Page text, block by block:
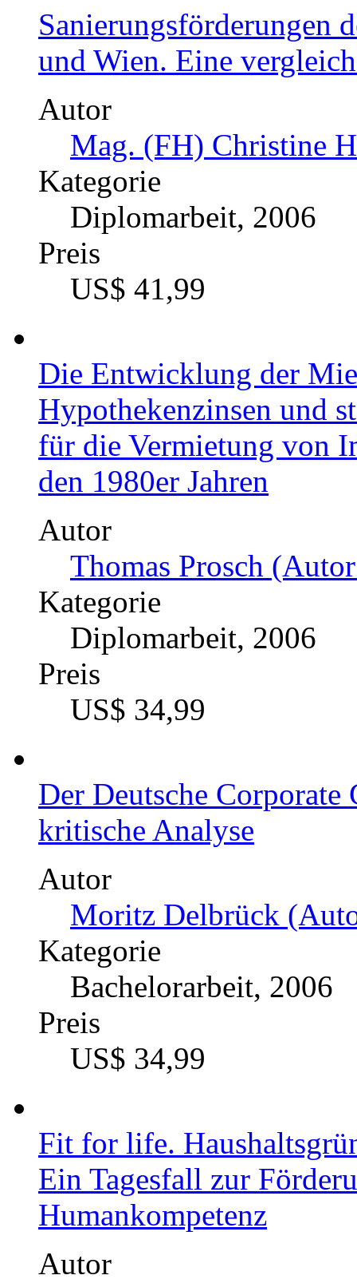
Sanierungsförderungen
und Wien. Eine
Autor
Mag. (FH) Christine
Kategorie
Diplomarbeit, 2006
Preis
US$ 41,99
Die Entwicklung der
Hypothekenzinsen und
für die Vermietung von
den 1980er Jahren
Autor
Thomas Prosch
Kategorie
Diplomarbeit, 2006
Preis
US$ 34,99
Der Deutsche
kritische Analyse
Autor
Moritz Delbrück
Kategorie
Bachelorarbeit, 2006
Preis
US$ 34,99
Fit for life.
Ein Tagesfall zur
Humankompetenz
Autor